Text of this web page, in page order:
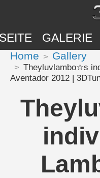
GALERIE
Home Gallery
Theyluvlambo☆s
Aventador 2012 |